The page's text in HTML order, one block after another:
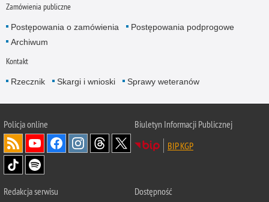
Zamówienia publiczne
Postępowania o zamówienia
Postępowania podprogowe
Archiwum
Kontakt
Rzecznik Skargi i wnioski Sprawy weteranów
Policjaonline
Biuletyn Informacji Publicznej
BIP KGP
Redakcja serwisu
Dostępność